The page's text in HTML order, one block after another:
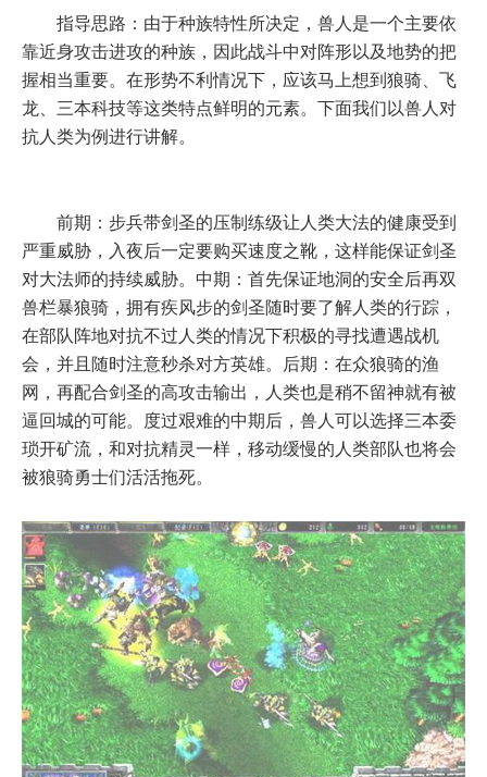
指导思路：由于种族特性所决定，兽人是一个主要依
靠近身攻击进攻的种族，因此战斗中对阵形以及地势的把
握相当重要。在形势不利情况下，应该马上想到狼骑、飞
龙、三本科技等这类特点鲜明的元素。下面我们以兽人对
抗人类为例进行讲解。
前期：步兵带剑圣的压制练级让人类大法的健康受到
严重威胁，入夜后一定要购买速度之靴，这样能保证剑圣
对大法师的持续威胁。中期：首先保证地洞的安全后再双
兽栏暴狼骑，拥有疾风步的剑圣随时要了解人类的行踪，
在部队阵地对抗不过人类的情况下积极的寻找遭遇战机
会，并且随时注意秒杀对方英雄。后期：在众狼骑的渔
网，再配合剑圣的高攻击输出，人类也是稍不留神就有被
逼回城的可能。度过艰难的中期后，兽人可以选择三本委
琐开矿流，和对抗精灵一样，移动缓慢的人类部队也将会
被狼骑勇士们活活拖死。